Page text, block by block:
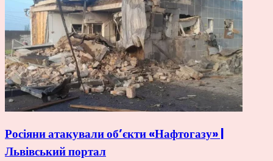
Росіяни атакували об’єкти «Нафтогазу» |
Львівський портал